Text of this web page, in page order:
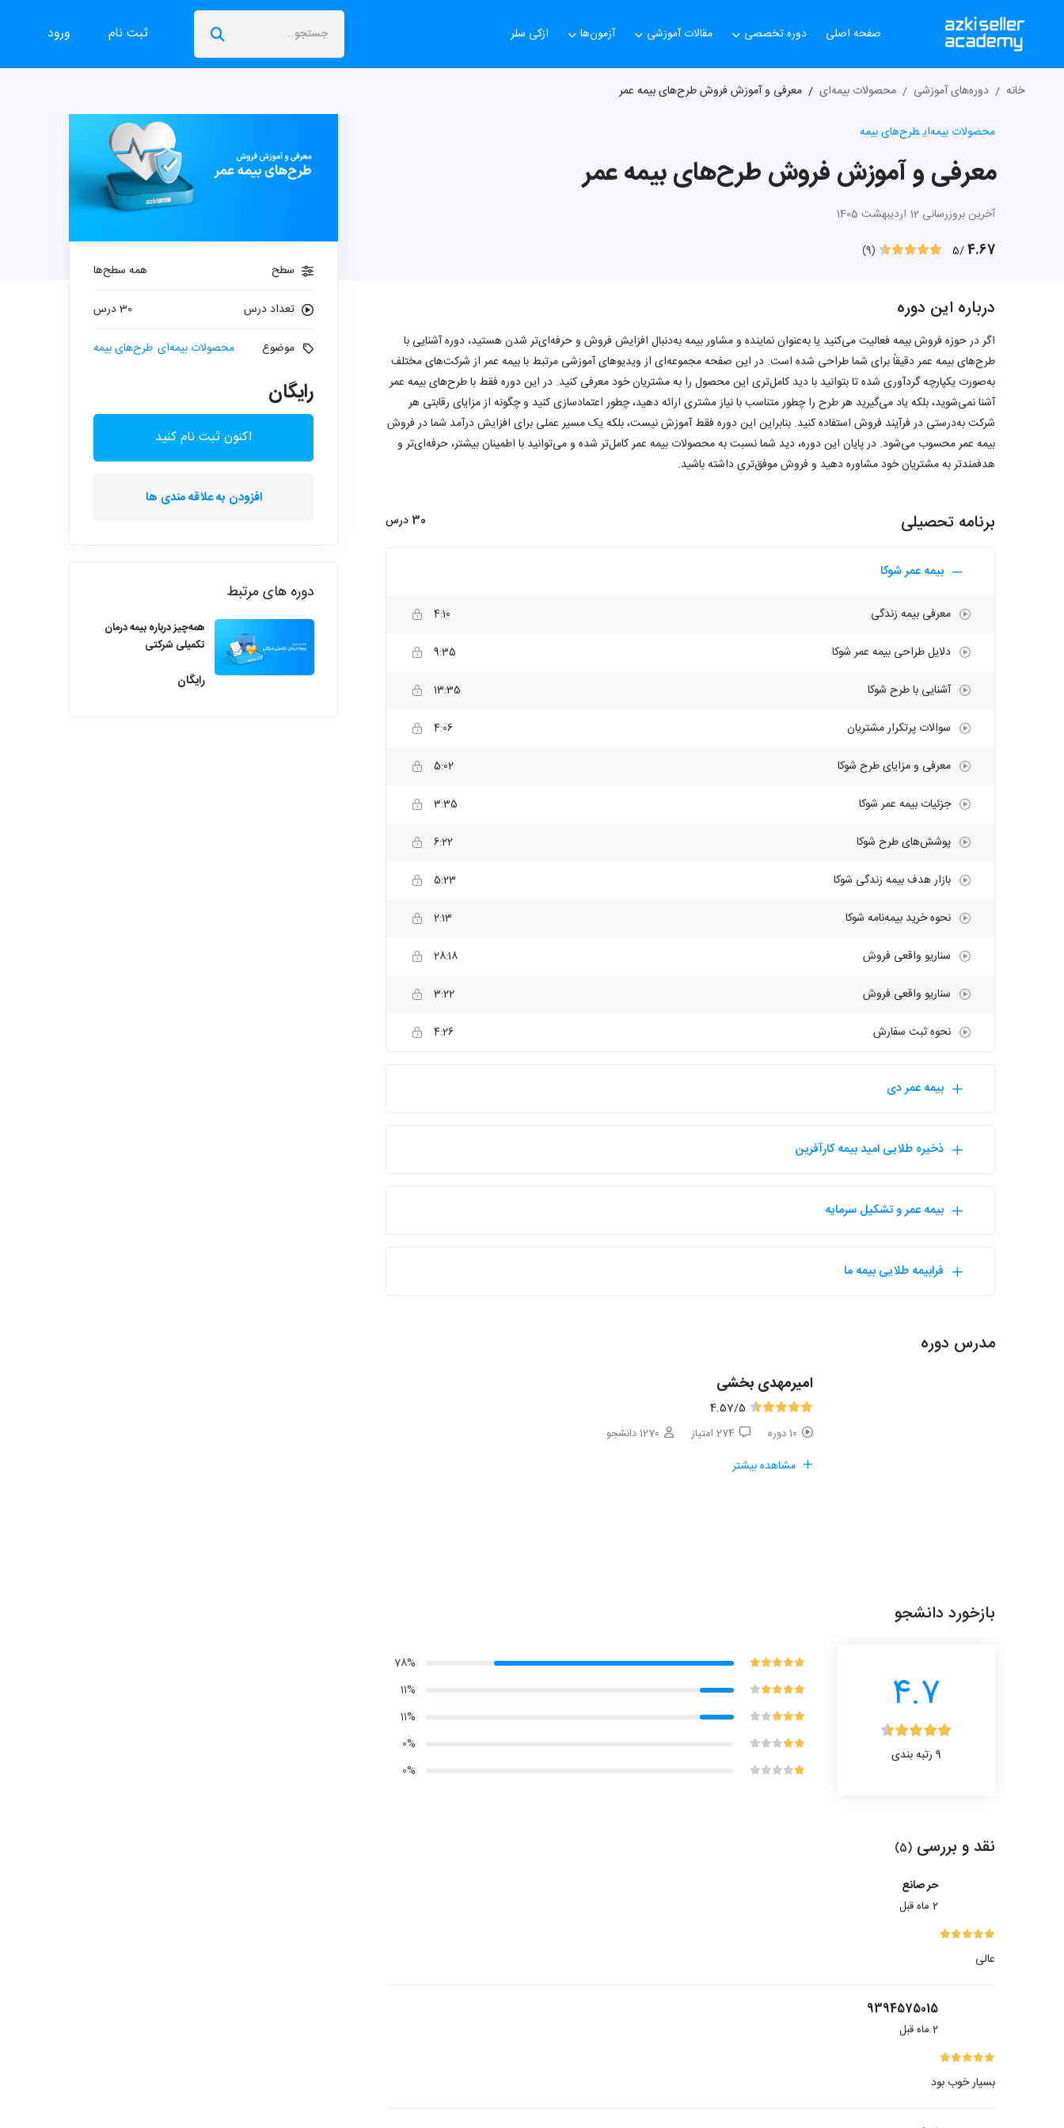
صفحه اصلی دوره تخصصی مقالات آموزشی آزمون‌ها ازکی سلر ورود ثبت نام
خانه دوره‌های آموزشی محصولات بیمه‌ای معرفی و آموزش فروش طرح‌های بیمه عمر
محصولات بیمه‌ای طرح‌های بیمه
معرفی و آموزش فروش طرح‌های بیمه عمر
آخرین بروزرسانی 12 اردیبهشت 1405
4.67
/5
(9)
درباره این دوره
اگر در حوزه فروش بیمه فعالیت می‌کنید یا به‌عنوان نماینده و مشاور بیمه به‌دنبال افزایش فروش و حرفه‌ای‌تر شدن هستید، دوره آشنایی با
طرح‌های بیمه عمر دقیقاً برای شما طراحی شده است. در این صفحه مجموعه‌ای از ویدیوهای آموزشی مرتبط با بیمه عمر از شرکت‌های مختلف
به‌صورت یکپارچه گردآوری شده تا بتوانید با دید کامل‌تری این محصول را به مشتریان خود معرفی کنید. در این دوره فقط با طرح‌های بیمه عمر
آشنا نمی‌شوید، بلکه یاد می‌گیرید هر طرح را چطور متناسب با نیاز مشتری ارائه دهید، چطور اعتمادسازی کنید و چگونه از مزایای رقابتی هر
شرکت به‌درستی در فرآیند فروش استفاده کنید. بنابراین این دوره فقط آموزش نیست، بلکه یک مسیر عملی برای افزایش درآمد شما در فروش
بیمه عمر محسوب می‌شود. در پایان این دوره، دید شما نسبت به محصولات بیمه عمر کامل‌تر شده و می‌توانید با اطمینان بیشتر، حرفه‌ای‌تر و
هدفمندتر به مشتریان خود مشاوره دهید و فروش موفق‌تری داشته باشید.
برنامه تحصیلی 30 درس
بیمه عمر شوکا
معرفی بیمه زندگی 4:10
دلایل طراحی بیمه عمر شوکا 9:35
آشنایی با طرح شوکا 13:35
سوالات پرتکرار مشتریان 4:06
معرفی و مزایای طرح شوکا 5:02
جزئیات بیمه عمر شوکا 3:35
پوشش‌های طرح شوکا 6:22
بازار هدف بیمه زندگی شوکا 5:23
نحوه خرید بیمه‌نامه شوکا 2:13
سناریو واقعی فروش 28:18
سناریو واقعی فروش 3:22
نحوه ثبت سفارش 4:26
بیمه عمر دی
ذخیره طلایی امید بیمه کارآفرین
بیمه عمر و تشکیل سرمایه
فرابیمه طلایی بیمه ما
مدرس دوره
امیرمهدی بخشی
4.57/5
10 دوره 274 امتیاز 1270 دانشجو
مشاهده بیشتر
بازخورد دانشجو
4.7
9 رتبه بندی
78%
11%
11%
0%
0%
نقد و بررسی (5)
حر صانع
2 ماه قبل
عالی
9394575015
2 ماه قبل
بسیار خوب بود
سطح همه سطح‌ها
تعداد درس 30 درس
موضوع محصولات بیمه‌ای طرح‌های بیمه
رایگان
اکنون ثبت نام کنید
افزودن به علاقه مندی ها
دوره های مرتبط
همه‌چیز درباره بیمه درمان
تکمیلی شرکتی
رایگان